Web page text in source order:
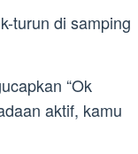
turun di samping
“Ok
aktif, kamu